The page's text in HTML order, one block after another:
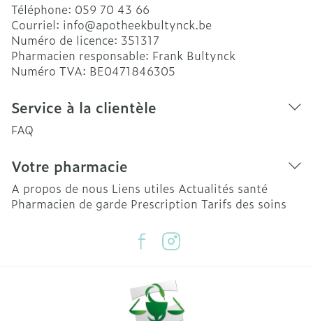
Téléphone: 059 70 43 66
Courriel: info@apotheekbultynck.be
Numéro de licence: 351317
Pharmacien responsable: Frank Bultynck
Numéro TVA: BE0471846305
Service à la clientèle
FAQ
Votre pharmacie
A propos de nous Liens utiles Actualités santé
Pharmacien de garde Prescription Tarifs des soins